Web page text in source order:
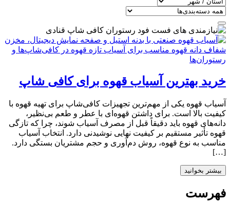
خرید بهترین آسیاب قهوه برای کافی شاپ
آسیاب قهوه یکی از مهم‌ترین تجهیزات کافی‌شاپ برای تهیه قهوه با
کیفیت بالا است. برای داشتن قهوه‌ای با عطر و طعم بی‌نظیر،
دانه‌های قهوه باید دقیقاً قبل از مصرف آسیاب شوند، چرا که تازگی
قهوه تأثیر مستقیم بر کیفیت نهایی نوشیدنی دارد. انتخاب آسیاب
مناسب به نوع قهوه، روش دم‌آوری و حجم مشتریان بستگی دارد.
[…]
بیشتر بخوانید
فهرست